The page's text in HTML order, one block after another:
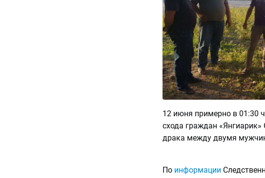
12 июня примерно в 01:30
схода граждан
драка между двумя
По информации